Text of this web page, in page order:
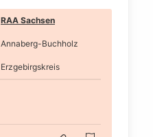
RAA Sachsen
Annaberg-Buchholz
Erzgebirgskreis